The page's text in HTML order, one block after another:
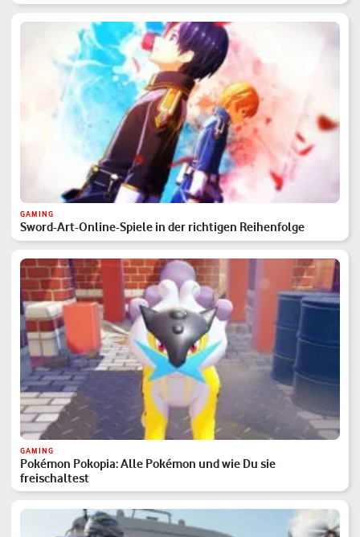
GAMING
Sword-Art-Online-Spiele in der richtigen Reihenfolge
GAMING
Pokémon Pokopia: Alle Pokémon und wie Du sie
freischaltest